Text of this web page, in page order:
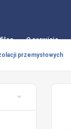
O serwisie
przemysłowych